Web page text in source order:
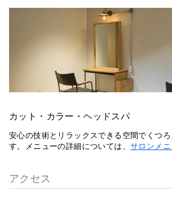
カット・カラー・ヘッドスパ
安心の技術とリラックスできる空間でくつ
す。メニューの詳細については、 サロンメニ
アクセス